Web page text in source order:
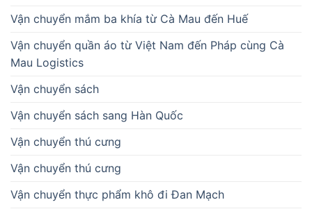
Vận chuyển mắm ba khía từ Cà Mau đến Huế
Vận chuyển quần áo từ Việt Nam đến Pháp cùng Cà
Mau Logistics
Vận chuyển sách
Vận chuyển sách sang Hàn Quốc
Vận chuyển thú cưng
Vận chuyển thú cưng
Vận chuyển thực phẩm khô đi Đan Mạch